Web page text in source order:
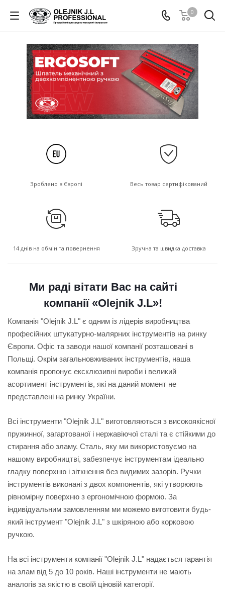
0
Зроблено в Європі Весь товар сертифікований
14 днів на обмін та повернення Зручна та швидка доставка
Ми раді вітати Вас на сайті
компанії «Olejnik J.L»!
Компанія "Olejnik J.L" є одним із лідерів виробництва
професійних штукатурно-малярних інструментів на ринку
Європи. Офіс та заводи нашої компанії розташовані в
Польщі. Окрім загальновживаних інструментів, наша
компанія пропонує ексклюзивні вироби і великий
асортимент інструментів, які на даний момент не
представлені на ринку України.
Всі інструменти "Olejnik J.L" виготовляються з високоякісної
пружинної, загартованої і нержавіючої сталі та є стійкими до
стирання або зламу. Сталь, яку ми використовуємо на
нашому виробництві, забезпечує інструментам ідеально
гладку поверхню і зіткнення без видимих зазорів. Ручки
інструментів виконані з двох компонентів, які утворюють
рівномірну поверхню з ергономічною формою. За
індивідуальним замовленням ми можемо виготовити будь-
який інструмент "Olejnik J.L" з шкіряною або корковою
ручкою.
На всі інструменти компанії "Olejnik J.L" надається гарантія
на злам від 5 до 10 років. Наші інструменти не мають
аналогів за якістю в своїй ціновій категорії.